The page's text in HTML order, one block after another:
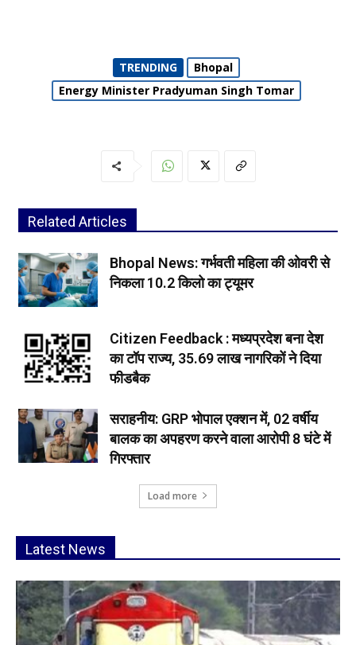
TRENDING
Bhopal
Energy Minister Pradyuman Singh Tomar
Related Articles
Bhopal News: गर्भवती महिला की ओवरी से
निकला 10.2 किलो का ट्यूमर
Citizen Feedback : मध्यप्रदेश बना देश
का टॉप राज्य, 35.69 लाख नागरिकों ने दिया
फीडबैक
सराहनीय: GRP भोपाल एक्शन में, 02 वर्षीय
बालक का अपहरण करने वाला आरोपी 8 घंटे में
गिरफ्तार
Load more
Latest News